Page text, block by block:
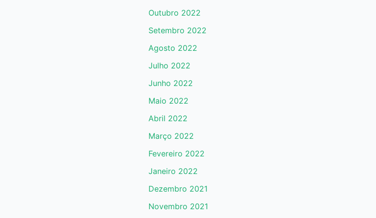
Outubro 2022
Setembro 2022
Agosto 2022
Julho 2022
Junho 2022
Maio 2022
Abril 2022
Março 2022
Fevereiro 2022
Janeiro 2022
Dezembro 2021
Novembro 2021